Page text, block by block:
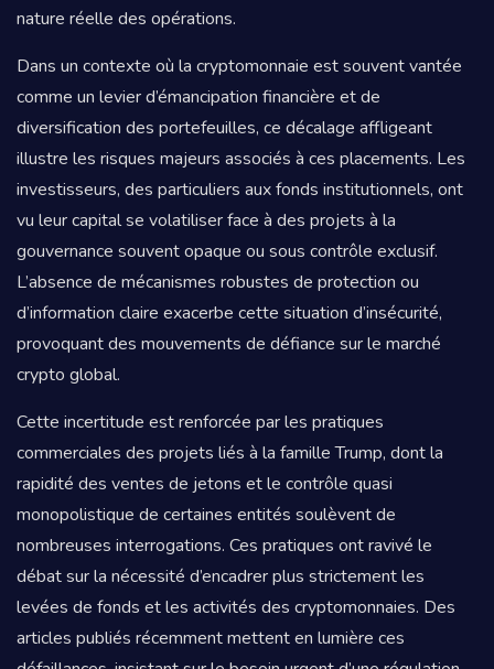
nature réelle des opérations.
Dans un contexte où la cryptomonnaie est souvent vantée
comme un levier d’émancipation financière et de
diversification des portefeuilles, ce décalage affligeant
illustre les risques majeurs associés à ces placements. Les
investisseurs, des particuliers aux fonds institutionnels, ont
vu leur capital se volatiliser face à des projets à la
gouvernance souvent opaque ou sous contrôle exclusif.
L’absence de mécanismes robustes de protection ou
d’information claire exacerbe cette situation d’insécurité,
provoquant des mouvements de défiance sur le marché
crypto global.
Cette incertitude est renforcée par les pratiques
commerciales des projets liés à la famille Trump, dont la
rapidité des ventes de jetons et le contrôle quasi
monopolistique de certaines entités soulèvent de
nombreuses interrogations. Ces pratiques ont ravivé le
débat sur la nécessité d’encadrer plus strictement les
levées de fonds et les activités des cryptomonnaies. Des
articles publiés récemment mettent en lumière ces